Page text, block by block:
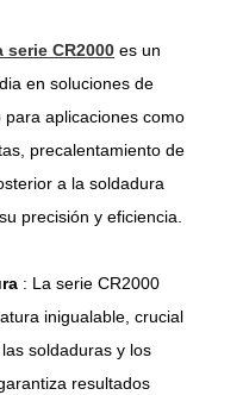
CR2000 es un
en soluciones de
aplicaciones como
precalentamiento de
a la soldadura
precisión y eficiencia.
: La serie CR2000
inigualable, crucial
soldaduras y los
resultados